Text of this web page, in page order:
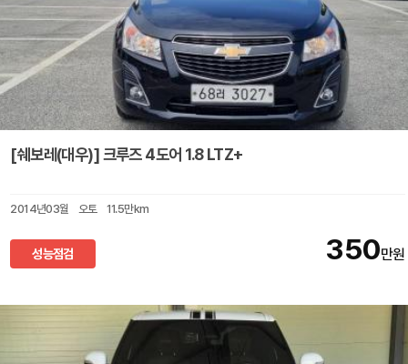
[쉐보레(대우)] 크루즈 4도어 1.8 LTZ+
2014년03월 오토 11.5만km
성능점검 350만원